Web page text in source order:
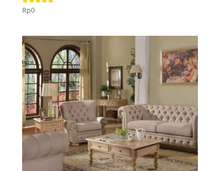
Dinilai
5.00
Rp0